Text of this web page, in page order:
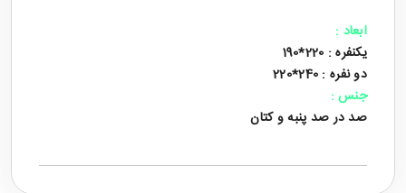
ابعاد :
یکنفره : 220*190
دو نفره : 240*220
جنس :
صد در صد پنبه و کتان